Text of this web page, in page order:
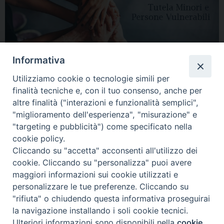
HOME DIOCESI VESCOVO CURIA VESCOVILE NEWS
APPUNTAMENTI CONTATTI SERVIZIO ANTENATI
Copyright © 2018 - 2021Diocesi di Adria Rovigo.All Rights Reserved.
Informativa
Utilizziamo cookie o tecnologie simili per
finalità tecniche e, con il tuo consenso, anche per
altre finalità ("interazioni e funzionalità semplici",
"miglioramento dell'esperienza", "misurazione" e
"targeting e pubblicità") come specificato nella
cookie policy.
Cliccando su "accetta" acconsenti all'utilizzo dei
cookie. Cliccando su "personalizza" puoi avere
maggiori informazioni sui cookie utilizzati e
personalizzare le tue preferenze. Cliccando su
"rifiuta" o chiudendo questa informativa proseguirai
la navigazione installando i soli cookie tecnici.